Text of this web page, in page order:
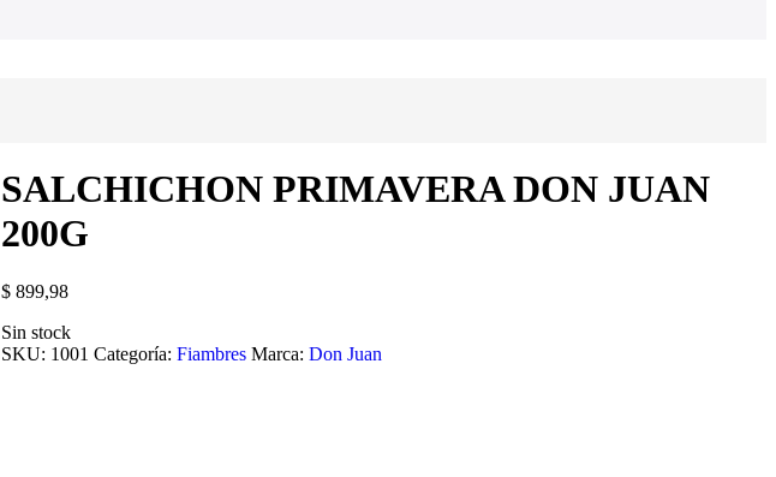
SALCHICHON PRIMAVERA DON JUAN
200G
$899,98
Sin stock
SKU: 1001 Categoría: Fiambres Marca: Don Juan